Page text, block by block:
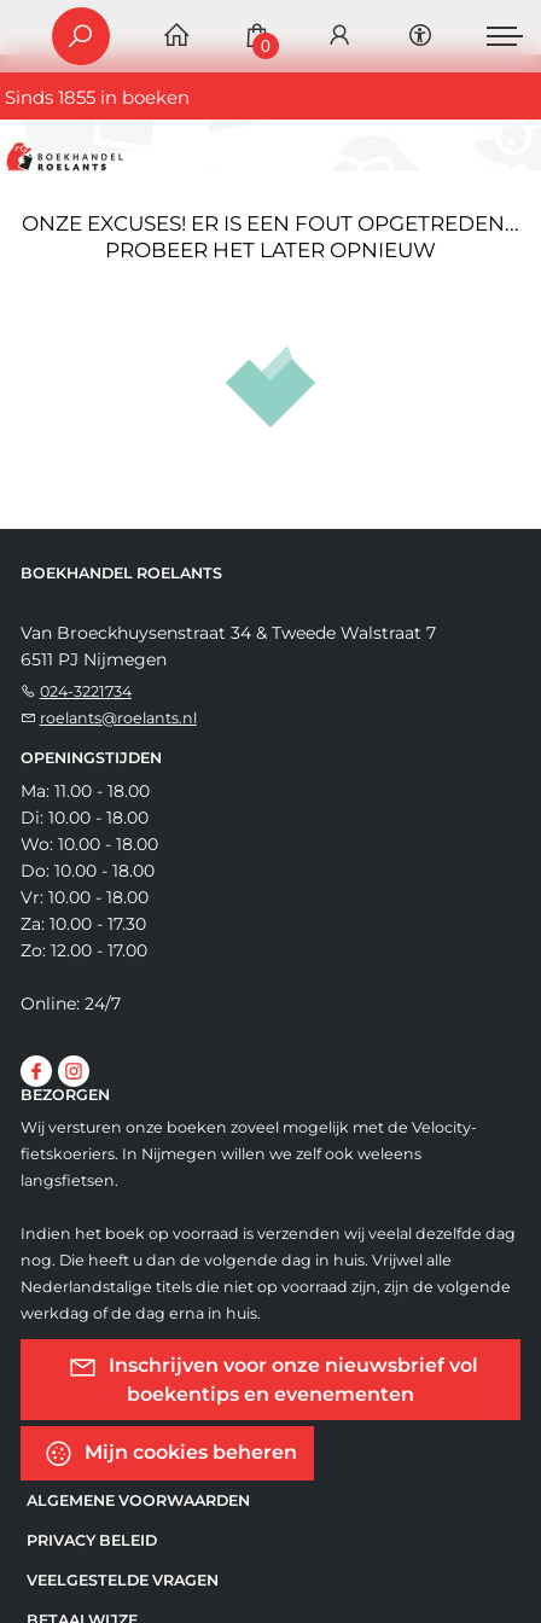
Sinds 1855 in boeken
0
ONZE EXCUSES! ER IS EEN FOUT OPGETREDEN...
PROBEER HET LATER OPNIEUW
BOEKHANDEL ROELANTS
Van Broeckhuysenstraat 34 & Tweede Walstraat 7
6511 PJ Nijmegen
024-3221734
roelants@roelants.nl
OPENINGSTIJDEN
Ma: 11.00 - 18.00
Di: 10.00 - 18.00
Wo: 10.00 - 18.00
Do: 10.00 - 18.00
Vr: 10.00 - 18.00
Za: 10.00 - 17.30
Zo: 12.00 - 17.00
Online: 24/7
BEZORGEN
Wij versturen onze boeken zoveel mogelijk met de Velocity-
fietskoeriers. In Nijmegen willen we zelf ook weleens
langsfietsen.
Indien het boek op voorraad is verzenden wij veelal dezelfde dag
nog. Die heeft u dan de volgende dag in huis. Vrijwel alle
Nederlandstalige titels die niet op voorraad zijn, zijn de volgende
werkdag of de dag erna in huis.
Inschrijven voor onze nieuwsbrief vol
boekentips en evenementen
Mijn cookies beheren
ALGEMENE VOORWAARDEN
PRIVACY BELEID
VEELGESTELDE VRAGEN